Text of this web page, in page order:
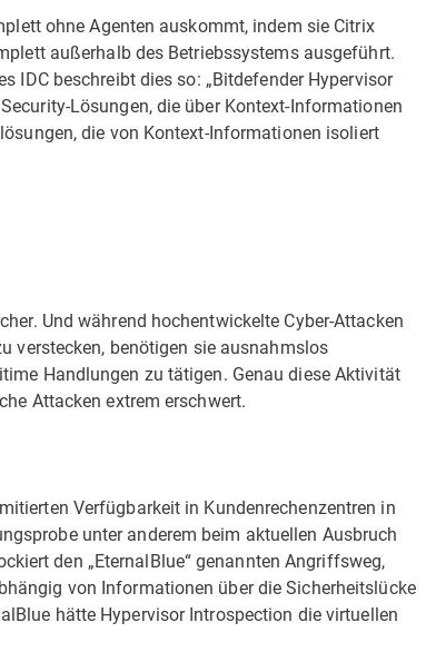
ohne Agenten auskommt, indem sie Citrix
außerhalb des Betriebssystems ausgeführt.
IDC beschreibt dies so: „Bitdefender Hypervisor
Lösungen, die über Kontext-Informationen
die von Kontext-Informationen isoliert
Und während hochentwickelte Cyber-Attacken
verstecken, benötigen sie ausnahmslos
Handlungen zu tätigen. Genau diese Aktivität
Attacken extrem erschwert.
Verfügbarkeit in Kundenrechenzentren in
unter anderem beim aktuellen Ausbruch
den „EternalBlue“ genannten Angriffsweg,
von Informationen über die Sicherheitslücke
hätte Hypervisor Introspection die virtuellen